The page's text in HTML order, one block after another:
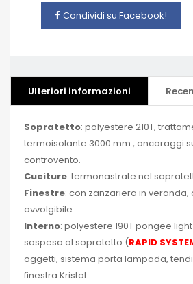
Condividi su Facebook!
Ulteriori informazioni
Sopratetto: polyestere 210T,
termoisolante 3000 mm., ancoraggi
controvento.
Cuciture: termonastrate nel
Finestre: con zanzariera in veranda,
avvolgibile.
Interno: polyestere 190T pongee
sospeso al sopratetto (RAPID
oggetti, sistema porta lampada,
finestra Kristal.